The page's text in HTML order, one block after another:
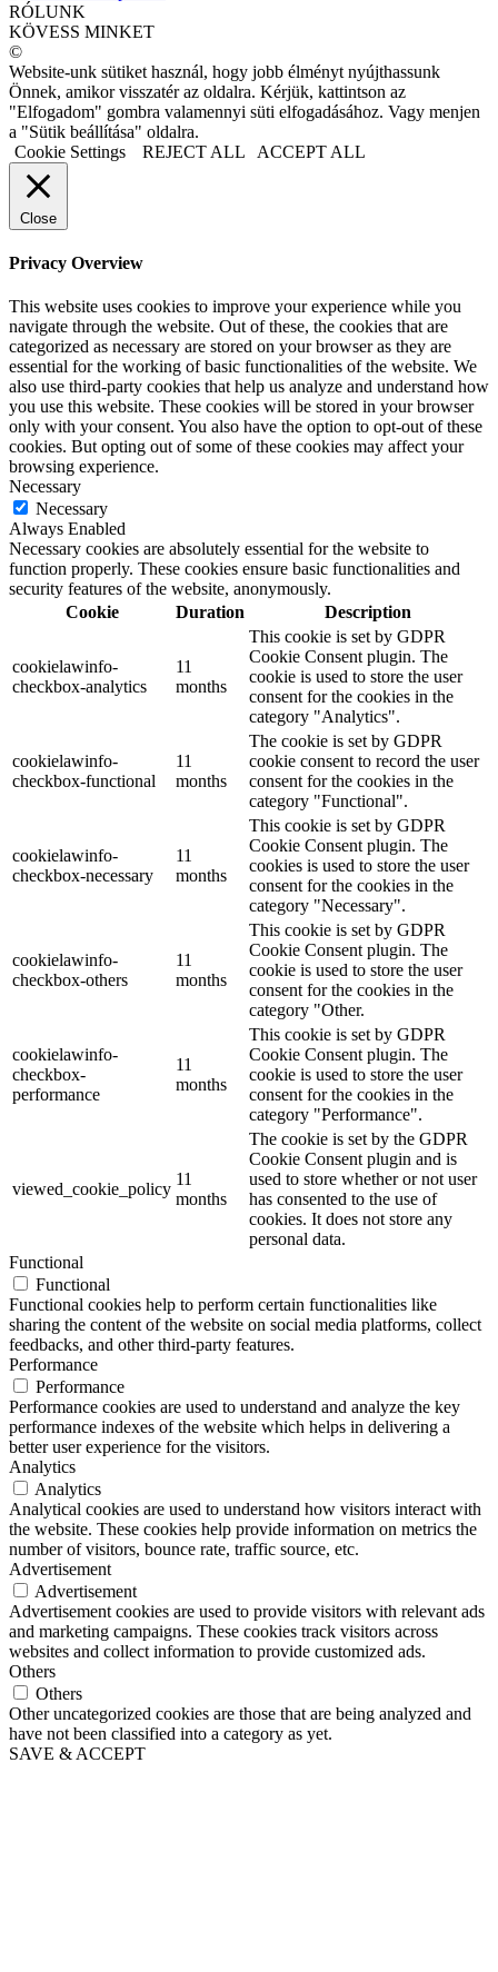
RÓLUNK
KÖVESS MINKET
©
Website-unk sütiket használ, hogy jobb élményt nyújthassunk
Önnek, amikor visszatér az oldalra. Kérjük, kattintson az
"Elfogadom" gombra valamennyi süti elfogadásához. Vagy menjen
a "Sütik beállítása" oldalra.
Cookie Settings
REJECT ALL ACCEPT ALL
Close
Privacy Overview
This website uses cookies to improve your experience while you
navigate through the website. Out of these, the cookies that are
categorized as necessary are stored on your browser as they are
essential for the working of basic functionalities of the website. We
also use third-party cookies that help us analyze and understand how
you use this website. These cookies will be stored in your browser
only with your consent. You also have the option to opt-out of these
cookies. But opting out of some of these cookies may affect your
browsing experience.
Necessary
Necessary
Always Enabled
Necessary cookies are absolutely essential for the website to
function properly. These cookies ensure basic functionalities and
security features of the website, anonymously.
Cookie
Duration Description
cookielawinfo-
checkbox-analytics
11
months
This cookie is set by GDPR
Cookie Consent plugin. The
cookie is used to store the user
consent for the cookies in the
category "Analytics".
cookielawinfo-
checkbox-functional
11
months
The cookie is set by GDPR
cookie consent to record the user
consent for the cookies in the
category "Functional".
cookielawinfo-
checkbox-necessary
11
months
This cookie is set by GDPR
Cookie Consent plugin. The
cookies is used to store the user
consent for the cookies in the
category "Necessary".
cookielawinfo-
checkbox-others
11
months
This cookie is set by GDPR
Cookie Consent plugin. The
cookie is used to store the user
consent for the cookies in the
category "Other.
cookielawinfo-
checkbox-
performance
11
months
This cookie is set by GDPR
Cookie Consent plugin. The
cookie is used to store the user
consent for the cookies in the
category "Performance".
viewed_cookie_policy
11
months
The cookie is set by the GDPR
Cookie Consent plugin and is
used to store whether or not user
has consented to the use of
cookies. It does not store any
personal data.
Functional
Functional
Functional cookies help to perform certain functionalities like
sharing the content of the website on social media platforms, collect
feedbacks, and other third-party features.
Performance
Performance
Performance cookies are used to understand and analyze the key
performance indexes of the website which helps in delivering a
better user experience for the visitors.
Analytics
Analytics
Analytical cookies are used to understand how visitors interact with
the website. These cookies help provide information on metrics the
number of visitors, bounce rate, traffic source, etc.
Advertisement
Advertisement
Advertisement cookies are used to provide visitors with relevant ads
and marketing campaigns. These cookies track visitors across
websites and collect information to provide customized ads.
Others
Others
Other uncategorized cookies are those that are being analyzed and
have not been classified into a category as yet.
SAVE & ACCEPT